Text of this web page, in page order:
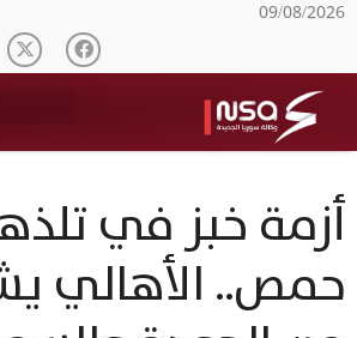
09/08/2026
أزمة خبز في
حمص.. الأهالي